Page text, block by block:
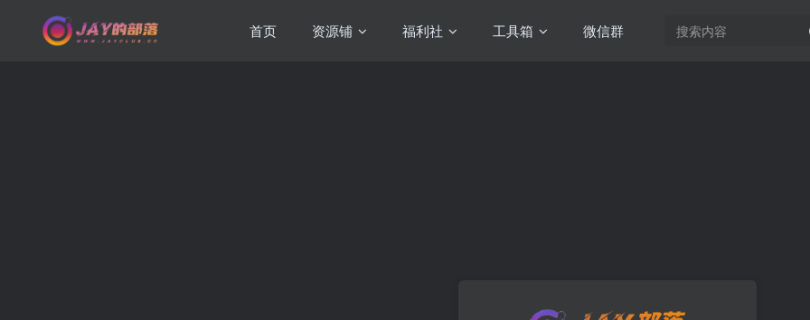
首页 资源铺 福利社 工具箱 微信群